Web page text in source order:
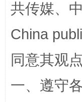
共传媒、
China
同意其观
一、遵守